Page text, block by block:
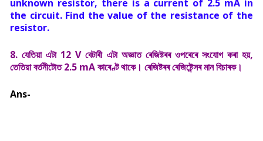
unknown resistor, there is a current of 2.5 mA in
the circuit. Find the value of the resistance of the
resistor.
8. যেতিয়া এটা 12 V বেটাৰী এটা অজ্ঞাত ৰেজিষ্টৰৰ ওপৰেৰে সংযোগ কৰা হয়,
তেতিয়া বৰ্তনীটোত 2.5 mA কাৰেণ্ট থাকে। ৰেজিষ্টৰৰ ৰেজিষ্টেন্সৰ মান বিচাৰক।
Ans-